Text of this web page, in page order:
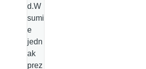
d.W
sumi
e
jedn
ak
prez